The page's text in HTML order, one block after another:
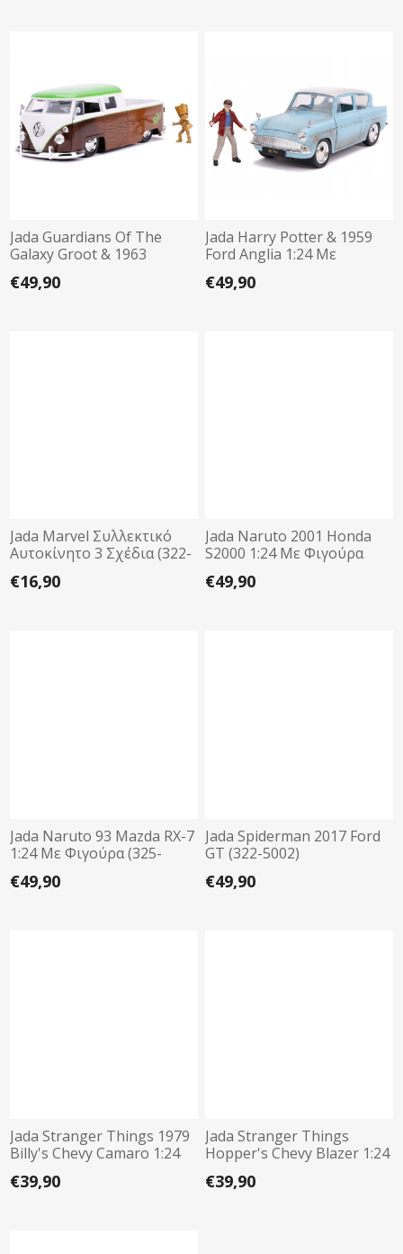
Jada Guardians Of The
Galaxy Groot & 1963
(322-5013)
€49,90
Jada Harry Potter & 1959
Ford Anglia 1:24 Με
€49,90
Jada Marvel Συλλεκτικό
Αυτοκίνητο 3 Σχέδια (322-
2005)
€16,90
Jada Naruto 2001 Honda
S2000 1:24 Με Φιγούρα
(325-5084)
€49,90
Jada Naruto 93 Mazda RX-7
1:24 Με Φιγούρα (325-
€49,90
Jada Spiderman 2017 Ford
GT (322-5002)
€49,90
Jada Stranger Things 1979
Billy's Chevy Camaro 1:24
€39,90
Jada Stranger Things
Hopper's Chevy Blazer 1:24
€39,90